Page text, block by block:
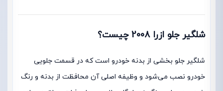
شلگیر جلو ازرا 2008 چیست؟
شلگیر جلو بخشی از بدنه خودرو است که در قسمت جلویی
خودرو نصب می‌شود و وظیفه اصلی آن محافظت از بدنه و رنگ